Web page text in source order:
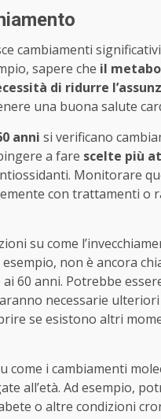
cambiamenti
sapere che il
di ridurre
una buona salute
anni si verificano
a fare scelte più
Monitorare
con trattamenti o
su come
non è ancora
60 anni. Potrebbe
necessarie
se esistono altri
i cambiamenti
all’età. Ad esempio,
o altre condizioni